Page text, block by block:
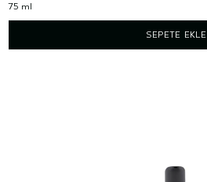
75 ml
SEPETE EKLE